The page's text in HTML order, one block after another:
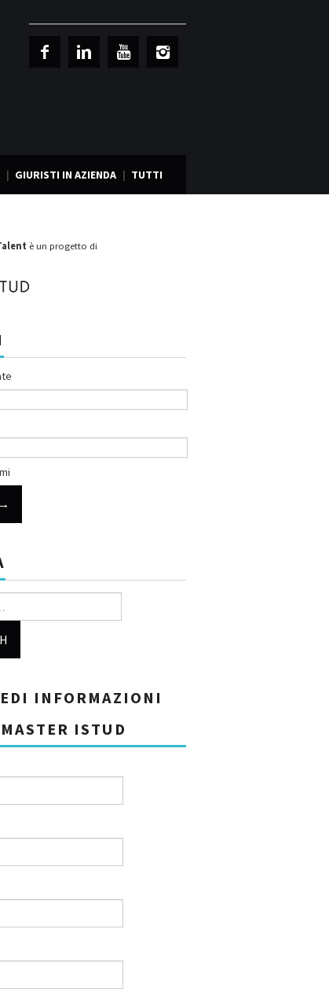
GIURISTI IN AZIENDA TUTTI
è un progetto di
INFORMAZIONI
ISTUD